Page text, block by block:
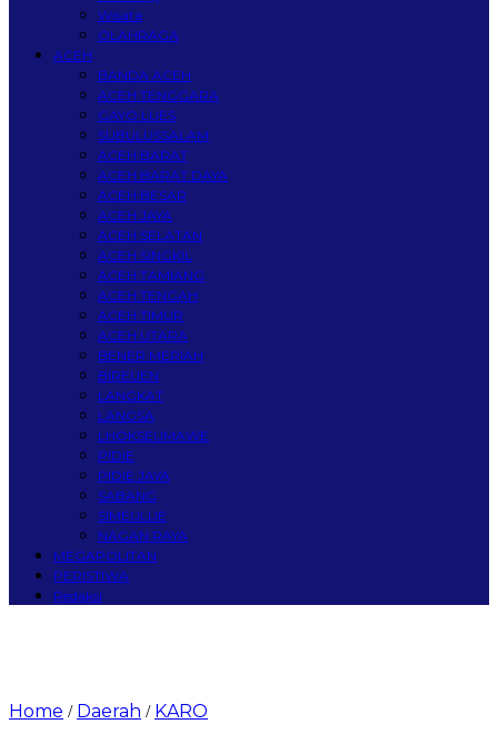
Wisata
OLAHRAGA
ACEH
BANDA ACEH
ACEH TENGGARA
GAYO LUES
SUBULUSSALAM
ACEH BARAT
ACEH BARAT DAYA
ACEH BESAR
ACEH JAYA
ACEH SELATAN
ACEH SINGKIL
ACEH TAMIANG
ACEH TENGAH
ACEH TIMUR
ACEH UTARA
BENER MERIAH
BIREUEN
LANGKAT
LANGSA
LHOKSEUMAWE
PIDIE
PIDIE JAYA
SABANG
SIMEULUE
NAGAN RAYA
MEGAPOLITAN
PERISTIWA
Redaksi
Home / Daerah / KARO